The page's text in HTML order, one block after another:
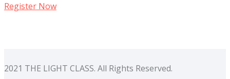
Register Now
2021 THE LIGHT CLASS. All Rights Reserved.